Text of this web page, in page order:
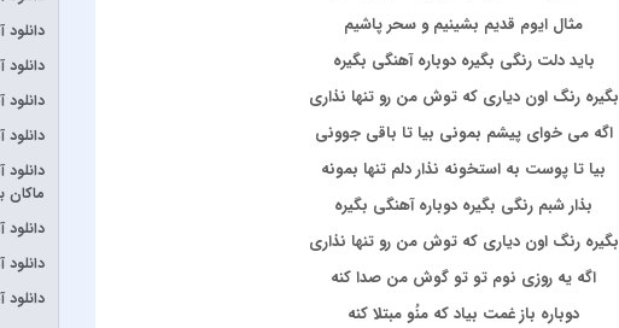
مثال ایوم قدیم بشینیم و سحر پاشیم
باید دلت رنگی بگیره دوباره آهنگی بگیره
بگیره رنگ اون دیاری که توش من رو تنها نذاری
اگه می خوای پیشم بمونی بیا تا باقی جوونی
بیا تا پوست به استخونه نذار دلم تنها بمونه
بذار شبم رنگی بگیره دوباره آهنگی بگیره
بگیره رنگ اون دیاری که توش من رو تنها نذاری
اگه یه روزی نوم تو تو گوش من صدا کنه
دوباره باز غمت بیاد که منُو مبتلا کنه
آرش AP
آرش
آرمین
آرون
آصف
آیسم
ماکان